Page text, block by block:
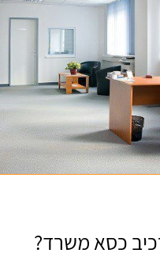
כסא משרד?